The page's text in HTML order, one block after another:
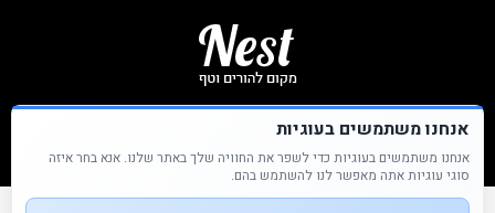
Nest &copy כל הזכויות שמורות
אנחנו משתמשים בעוגיות
אנחנו משתמשים בעוגיות כדי לשפר את החוויה שלך באתר שלנו. אנא בחר איזה
סוגי עוגיות אתה מאפשר לנו להשתמש בהם.